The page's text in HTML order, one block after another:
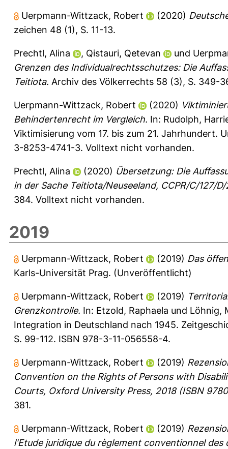
Uerpmann-Wittzack, Robert (2020)
zeichen 48 (1), S. 11-13.
Prechtl, Alina , Qistauri, Qetevan und
Grenzen des Individualrechtsschutzes: Die
Teitiota. Archiv des Völkerrechts 58 (3), S. 349-
Uerpmann-Wittzack, Robert (2020)
Behindertenrecht im Vergleich. In: Rudolph,
Viktimisierung vom 17. bis zum 21. Jahrhundert.
3-8253-4741-3. Volltext nicht vorhanden.
Prechtl, Alina (2020) Übersetzung: Die
in der Sache Teitiota/Neuseeland, CCPR/C/127/
384. Volltext nicht vorhanden.
2019
Uerpmann-Wittzack, Robert (2019) Das
Karls-Universität Prag. (Unveröffentlicht)
Uerpmann-Wittzack, Robert (2019)
Grenzkontrolle. In: Etzold, Raphaela und Löhnig,
Integration in Deutschland nach 1945.
S. 99-112. ISBN 978-3-11-056558-4.
Uerpmann-Wittzack, Robert (2019)
Convention on the Rights of Persons with
Courts, Oxford University Press, 2018 (ISBN
381.
Uerpmann-Wittzack, Robert (2019)
l'Etude juridique du règlement conventionnel